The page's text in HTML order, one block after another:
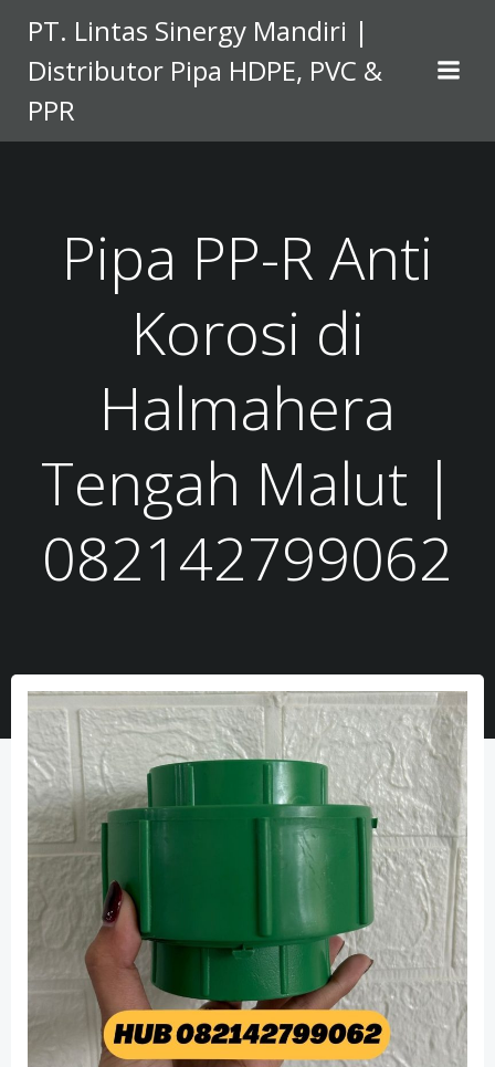
to
content
PT. Lintas Sinergy Mandiri |
Distributor Pipa HDPE, PVC &
PPR
Pipa PP-R Anti
Korosi di
Halmahera
Tengah Malut |
082142799062